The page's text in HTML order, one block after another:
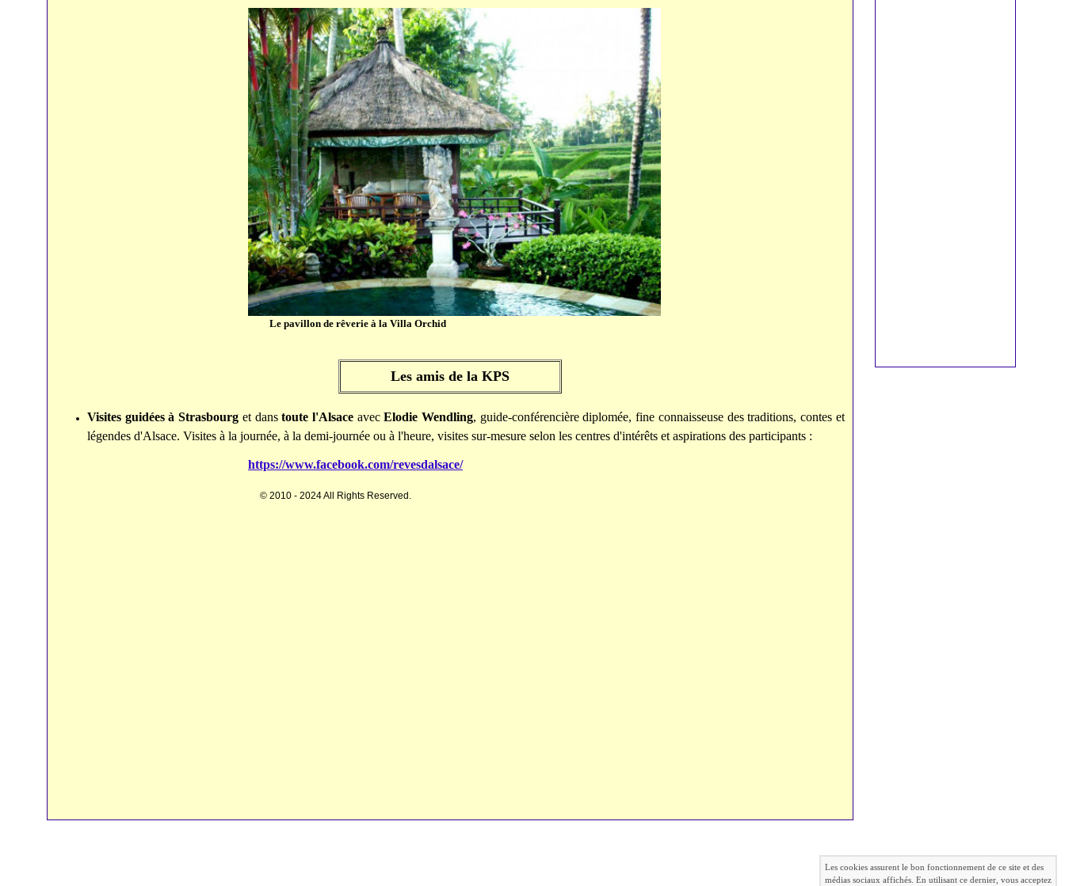
Le pavillon de rêverie à la Villa Orchid
Les amis de la KPS
Visites guidées à Strasbourg et danstoute l'AlsaceavecElodie Wendling, guide-conférencière diplomée, fine connaisseuse des traditions, contes et
légendes d'Alsace. Visites à la journée, à la demi-journée ou à l'heure, visites sur-mesure selon les centres d'intérêts et aspirations des participants :
https://www.facebook.com/revesdalsace/
© 2010 - 2024 All Rights Reserved.
Les cookies assurent le bon fonctionnement de ce site et des
médias sociaux affichés. En utilisant ce dernier, vous acceptez